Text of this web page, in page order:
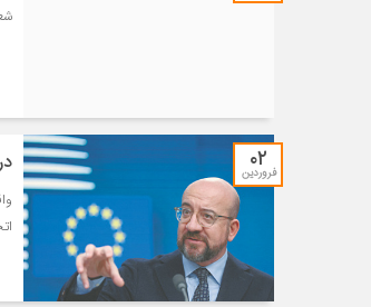
۰۲
فروردین